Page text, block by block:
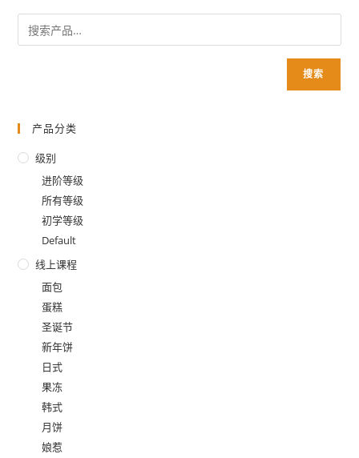
搜索
产品分类
级别
进阶等级
所有等级
初学等级
Default
线上课程
面包
蛋糕
圣诞节
新年饼
日式
果冻
韩式
月饼
娘惹